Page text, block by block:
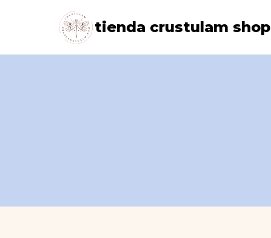
tienda crustulam shop